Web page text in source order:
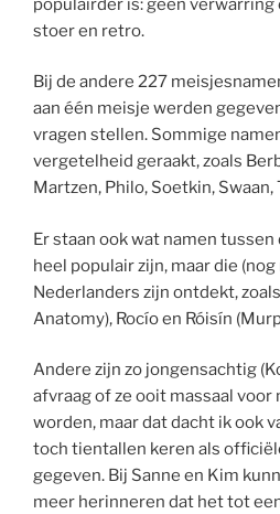
populairder is: geen
stoer en retro.
Bij de andere 227
aan één meisje werden
vragen stellen. Sommige
vergetelheid geraakt, zoals
Martzen, Philo, Soetkin,
Er staan ook wat namen
heel populair zijn, maar die
Nederlanders zijn ontdekt, zoals
Anatomy), Rocío en Róisín
Andere zijn zo jongensachtig
afvraag of ze ooit massaal
worden, maar dat dacht ik ook
toch tientallen keren als
gegeven. Bij Sanne en Kim
meer herinneren dat het tot